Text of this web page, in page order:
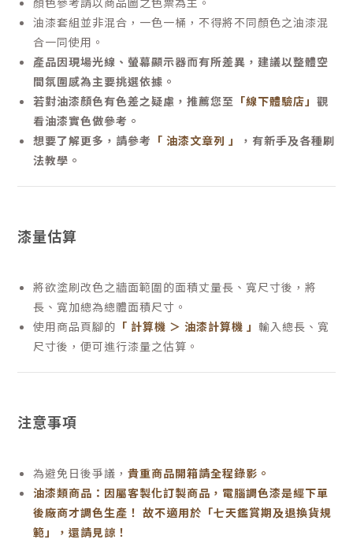
油漆套組並非混合，一色一桶，不得將不同顏色之油漆混
合一同使用。
產品因現場光線、螢幕顯示器而有所差異，建議以整體空
間氛圍感為主要挑選依據。
若對油漆顏色有色差之疑慮，推薦您至 「線下體驗店」 觀
看油漆實色做參考。
想要了解更多，請參考 「 油漆文章列 」
，有新手及各種刷
法教學。
漆量估算
將欲塗刷改色之牆面範圍的面積丈量長、寬尺寸後，將
長、寬加總為總體面積尺寸。
使用商品頁腳的 「 計算機 ＞ 油漆計算機 」 輸入總長、寬
尺寸後，便可進行漆量之估算。
注意事項
為避免日後爭議， 貴重商品開箱請全程錄影。
油漆類商品：因屬客製化訂製商品，電腦調色漆是經下單
後廠商才調色生產！ 故不適用於「七天鑑賞期及退換貨規
範」，還請見諒！